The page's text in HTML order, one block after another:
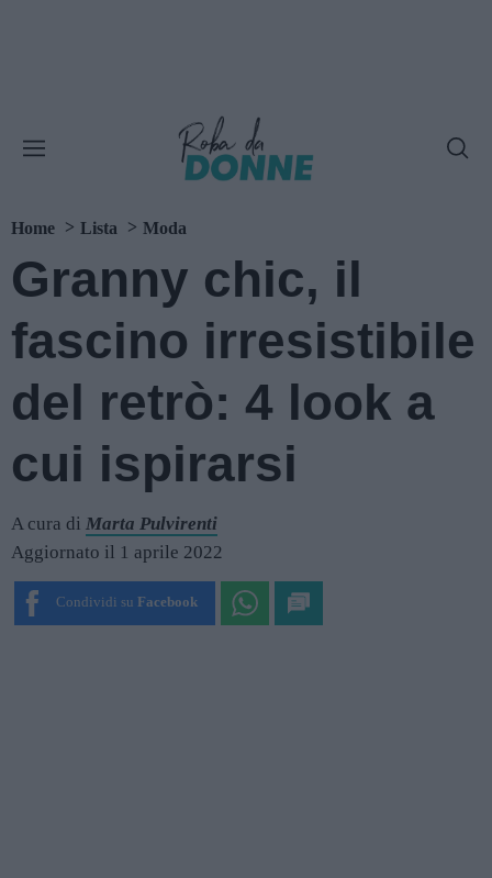
Home Lista Moda
Granny chic, il
fascino irresistibile
del retrò: 4 look a
cui ispirarsi
A cura di Marta Pulvirenti
Aggiornato il 1 aprile 2022
Condividi su Facebook